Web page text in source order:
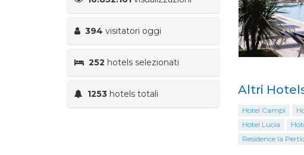
394 visitatori oggi
252 hotels selezionati
1253 hotels totali Altri
Hotel Campi
Hotel Lucia
Residence la